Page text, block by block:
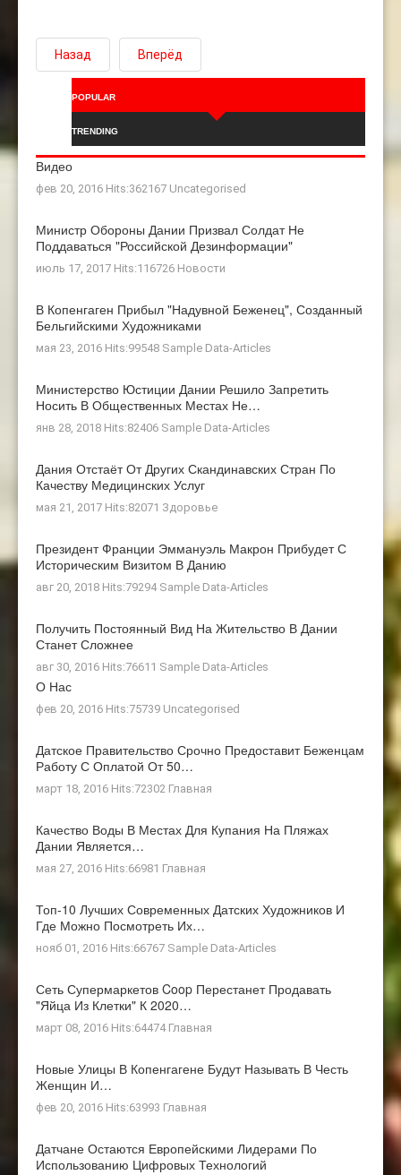
Назад Вперёд
POPULAR
TRENDING
Видео
фев 20, 2016 Hits:362167 Uncategorised
Министр Обороны Дании Призвал Солдат Не
Поддаваться "российской Дезинформации"
июль 17, 2017 Hits:116726 Новости
В Копенгаген Прибыл "Надувной Беженец", Созданный
Бельгийскими Художниками
мая 23, 2016 Hits:99548 Sample Data-Articles
Министерство Юстиции Дании Решило Запретить
Носить В Общественных Местах Не…
янв 28, 2018 Hits:82406 Sample Data-Articles
Дания Отстаёт От Других Скандинавских Стран По
Качеству Медицинских Услуг
мая 21, 2017 Hits:82071 Здоровье
Президент Франции Эммануэль Макрон Прибудет С
Историческим Визитом В Данию
авг 20, 2018 Hits:79294 Sample Data-Articles
Получить Постоянный Вид На Жительство В Дании
Станет Сложнее
авг 30, 2016 Hits:76611 Sample Data-Articles
О Нас
фев 20, 2016 Hits:75739 Uncategorised
Датское Правительство Срочно Предоставит Беженцам
Работу С Оплатой От 50…
март 18, 2016 Hits:72302 Главная
Качество Воды В Местах Для Купания На Пляжах
Дании Является…
мая 27, 2016 Hits:66981 Главная
Топ-10 Лучших Современных Датских Художников И
Где Можно Посмотреть Их…
нояб 01, 2016 Hits:66767 Sample Data-Articles
Сеть Супермаркетов Coop Перестанет Продавать
"яйца Из Клетки" К 2020…
март 08, 2016 Hits:64474 Главная
Новые Улицы В Копенгагене Будут Называть В Честь
Женщин И…
фев 20, 2016 Hits:63993 Главная
Датчане Остаются Европейскими Лидерами По
Использованию Цифровых Технологий